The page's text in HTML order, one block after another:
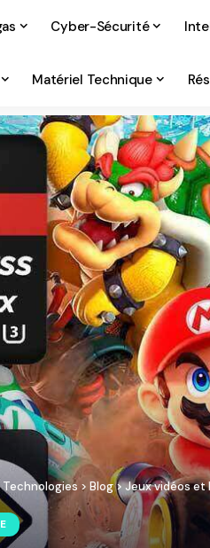
Cyber-Sécurité
Matériel Technique
> Blog>Jeux vidéos et